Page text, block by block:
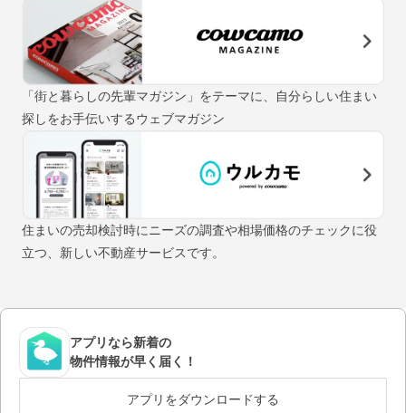
「街と暮らしの先輩マガジン」をテーマに、自分らしい住まい
探しをお手伝いするウェブマガジン
住まいの売却検討時にニーズの調査や相場価格のチェックに役
立つ、新しい不動産サービスです。
アプリなら新着の
物件情報が早く届く！
アプリをダウンロードする